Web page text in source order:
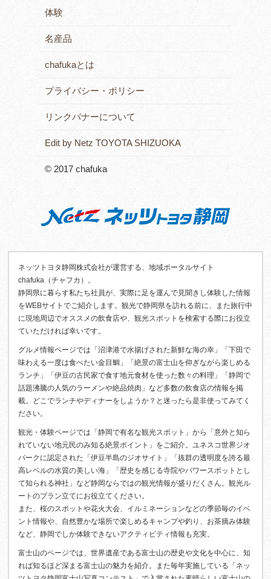
体験
名産品
chafukaとは
プライバシー・ポリシー
リンクバナーについて
Edit by Netz TOYOTA SHIZUOKA
© 2017 chafuka
ネッツトヨタ静岡株式会社が運営する、地域ポータルサイト
chafuka（チャフカ）。
静岡県に暮らす私たち社員が、実際に足を運んで見聞きし体験した情報
をWEBサイトでご紹介します。観光で静岡県を訪れる前に、また旅行中
に現地周辺でオススメの飲食店や、観光スポットを検索する際にお役立
ていただければ幸いです。
グルメ情報ページでは「沼津港で水揚げされた新鮮な海の幸」「下田で
味わえる一度は食べたい金目鯛」「絶景の富士山を仰ぎながら楽しめる
ランチ」「伊豆の古民家で食す地元食材を使った数々の料理」「静岡で
話題沸騰の人気のラーメンや絶品焼肉」など多数の飲食店の情報を掲
載。どこでランチやディナーをしようか？と迷ったら是非使ってみてく
ださい。
観光・体験ページでは「静岡で有名な観光スポット」から「意外と知ら
れていない地元民のみ知る絶景ポイント」をご紹介。ユネスコ世界ジオ
パークに認定された「伊豆半島のジオサイト」「抜群の透明度を誇る最
高レベルの水質の美しい海」「歴史を感じる寺院やパワースポットとし
て知られる神社」など静岡ならではの観光情報が盛りだくさん。観光ル
ートのプラン立てにお役立てください。
また、桜のスポットや花火大会、イルミネーションなどの季節毎のイベ
ント情報や、自然豊かな場所で楽しめるキャンプや釣り、お茶摘み体験
など、静岡でしか体験できないアクティビティ情報も充実。
富士山のページでは、世界遺産である富士山の歴史や文化を中心に、知
れば知るほど深まる富士山の魅力を紹介。また毎年実施している「ネッ